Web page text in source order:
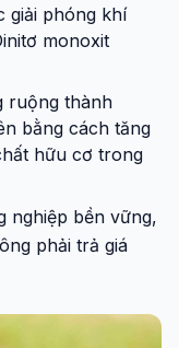
giải phóng khí
monoxit
ruộng thành
bằng cách tăng
hữu cơ trong
nghiệp bền vững,
phải trả giá